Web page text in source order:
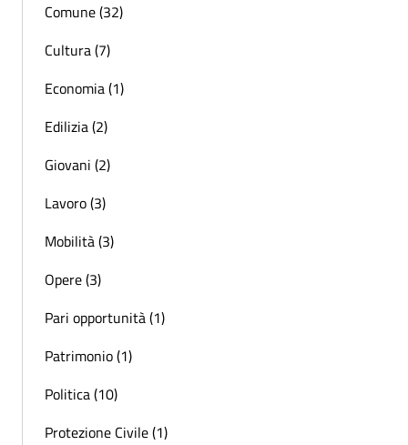
Comune (32)
Cultura (7)
Economia (1)
Edilizia (2)
Giovani (2)
Lavoro (3)
Mobilità (3)
Opere (3)
Pari opportunità (1)
Patrimonio (1)
Politica (10)
Protezione Civile (1)